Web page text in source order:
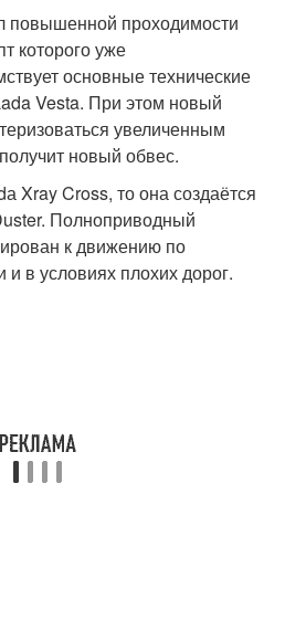
повышенной проходимости
которого уже
основные технические
Vesta. При этом новый
увеличенным
новый обвес.
Xray Cross, то она создаётся
Полноприводный
к движению по
и в условиях плохих дорог.